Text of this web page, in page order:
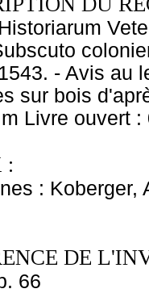
- Avis au
sur bois
Livre ouvert :
:
: Koberger,
DE
66